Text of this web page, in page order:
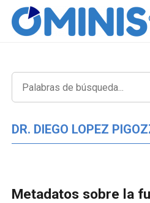
DR. DIEGO LOPEZ
Metadatos sobre la